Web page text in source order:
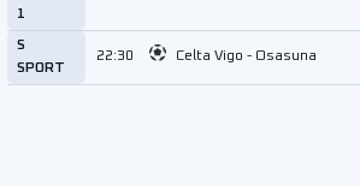
1
S
SPORT
22:30 Celta Vigo - Osasuna